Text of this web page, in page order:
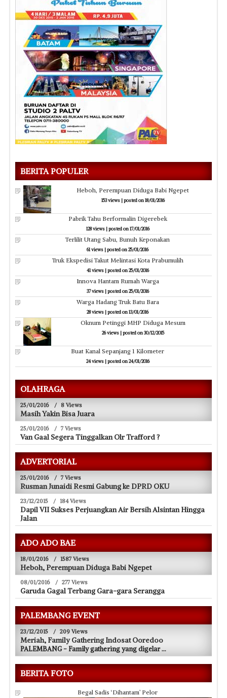
BERITA POPULER
Heboh, Perempuan Diduga Babi Ngepet
153 views | posted on 18/01/2016
Pabrik Tahu Berformalin Digerebek
128 views | posted on 17/01/2016
Terlilit Utang Sabu, Bunuh Keponakan
61 views | posted on 25/01/2016
Truk Ekspedisi Takut Melintasi Kota Prabumulih
41 views | posted on 25/01/2016
Innova Hantam Rumah Warga
37 views | posted on 25/01/2016
Warga Hadang Truk Batu Bara
28 views | posted on 13/01/2016
Oknum Petinggi MHP Diduga Mesum
26 views | posted on 30/12/2015
Buat Kanal Sepanjang 1 Kilometer
24 views | posted on 24/01/2016
OLAHRAGA
25/01/2016 / 8 Views
Masih Yakin Bisa Juara
25/01/2016 / 7 Views
Van Gaal Segera Tinggalkan Olr Trafford ?
ADVERTORIAL
25/01/2016 / 7 Views
Rusman Junaidi Resmi Gabung ke DPRD OKU
23/12/2015 / 184 Views
Dapil VII Sukses Perjuangkan Air Bersih Alsintan Hingga
Jalan
ADO ADO BAE
18/01/2016 / 1587 Views
Heboh, Perempuan Diduga Babi Ngepet
08/01/2016 / 277 Views
Garuda Gagal Terbang Gara-gara Serangga
PALEMBANG EVENT
23/12/2015 / 209 Views
Meriah, Family Gathering Indosat Ooredoo
PALEMBANG - Family gathering yang digelar
BERITA FOTO
Begal Sadis ‘Dihantam’ Pelor